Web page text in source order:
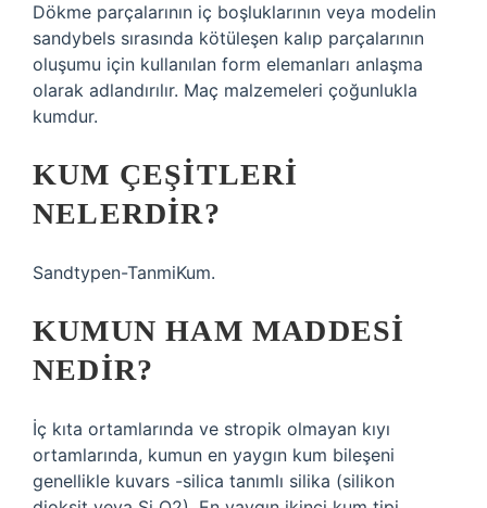
Dökme parçalarının iç boşluklarının veya modelin
sandybels sırasında kötüleşen kalıp parçalarının
oluşumu için kullanılan form elemanları anlaşma
olarak adlandırılır. Maç malzemeleri çoğunlukla
kumdur.
KUM ÇEŞITLERI
NELERDIR?
Sandtypen-TanmiKum.
KUMUN HAM MADDESI
NEDIR?
İç kıta ortamlarında ve stropik olmayan kıyı
ortamlarında, kumun en yaygın kum bileşeni
genellikle kuvars -silica tanımlı silika (silikon